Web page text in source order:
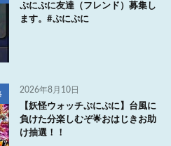
ぷにぷに友達（フレンド）募集し
ます。#ぷにぷに
2026年8月10日
【妖怪ウォッチぷにぷに】台風に
負けた分楽しむぞ🌟おはじきお助
け抽選！！